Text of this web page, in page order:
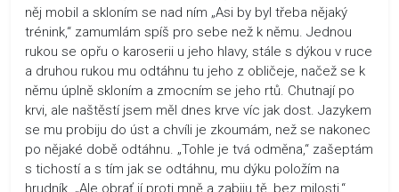
něj mobil a skloním se nad ním „Asi by byl třeba nějaký
trénink,“ zamumlám spíš pro sebe než k němu. Jednou
rukou se opřu o karoserii u jeho hlavy, stále s dýkou v ruce
a druhou rukou mu odtáhnu tu jeho z obličeje, načež se k
němu úplně skloním a zmocním se jeho rtů. Chutnají po
krvi, ale naštěstí jsem měl dnes krve víc jak dost. Jazykem
se mu probiju do úst a chvíli je zkoumám, než se nakonec
po nějaké době odtáhnu. „Tohle je tvá odměna,“ zašeptám
s tichostí a s tím jak se odtáhnu, mu dýku položím na
hrudník. „Ale obrať jí proti mně a zabiju tě, bez milosti,“